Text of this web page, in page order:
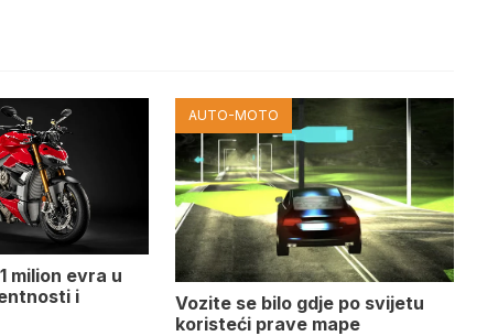
milion evra u
i
AUTO-MOTO
Vozite se bilo gdje po svijetu
koristeći prave mape